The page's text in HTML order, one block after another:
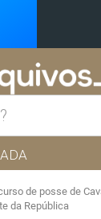
de posse de
da República